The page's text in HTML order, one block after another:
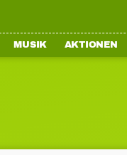
MUSIK AKTIONEN